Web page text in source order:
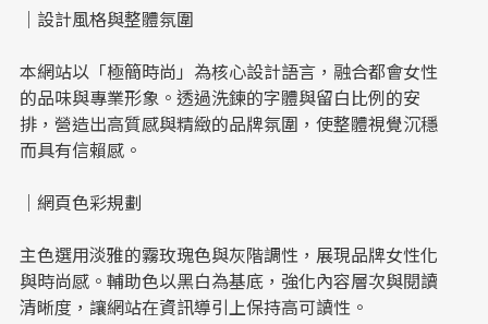
｜設計風格與整體氛圍
本網站以「極簡時尚」為核心設計語言，融合都會女性
的品味與專業形象。透過洗鍊的字體與留白比例的安
排，營造出高質感與精緻的品牌氛圍，使整體視覺沉穩
而具有信賴感。
｜網頁色彩規劃
主色選用淡雅的霧玫瑰色與灰階調性，展現品牌女性化
與時尚感。輔助色以黑白為基底，強化內容層次與閱讀
清晰度，讓網站在資訊導引上保持高可讀性。